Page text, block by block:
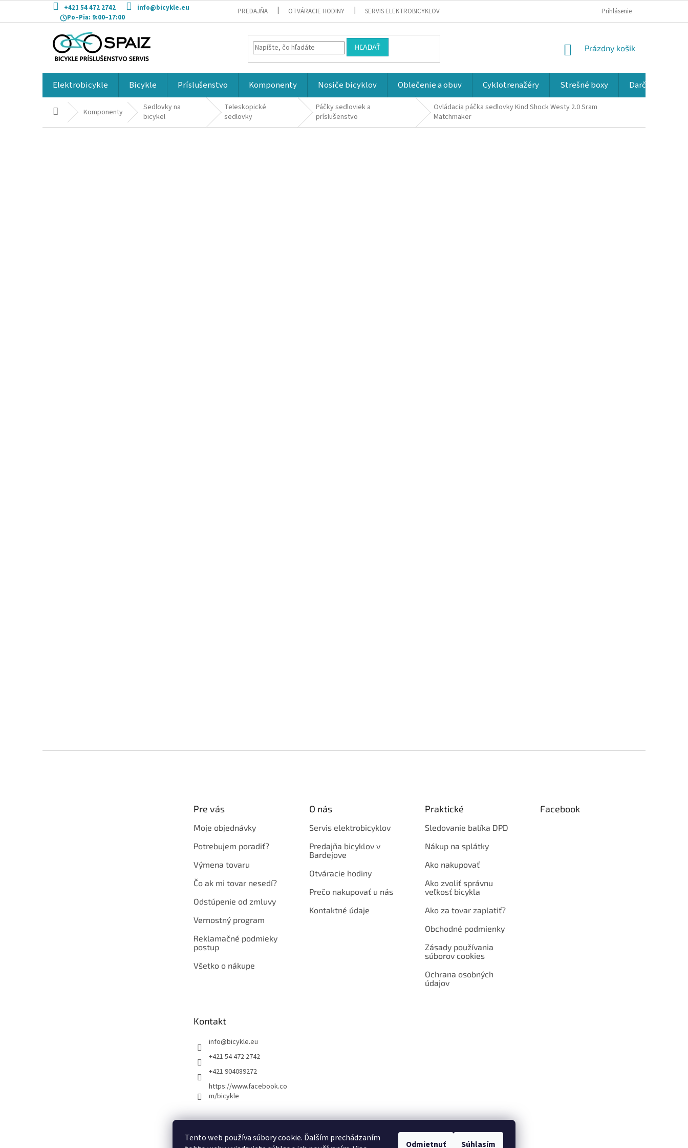
Tento web používa súbory cookie. Ďalším prechádzaním
Odmietnuť Súhlasím
obsah
+421 54 472 2742
info@bicykle.eu
Po–Pia: 9:00–17:00
PREDAJŇA OTVÁRACIE HODINY SERVIS ELEKTROBICYKLOV Prihlásenie
HĽADAŤ
NÁKUPNÝ
Prázdny košík
Elektrobicykle Bicykle Príslušenstvo Komponenty Nosiče bicyklov Oblečenie a obuv Cyklotrenažéry Strešné boxy Darčekové
DomovKomponenty
Sedlovky na
bicykel
Teleskopické
sedlovky
Páčky sedloviek a
príslušenstvo
Ovládacia páčka sedlovky Kind Shock Westy 2.0 Sram
Matchmaker
Pre vás
Moje objednávky
Potrebujem poradiť?
Výmena tovaru
Čo ak mi tovar nesedí?
Odstúpenie od zmluvy
Vernostný program
Reklamačné podmieky
postup
Všetko o nákupe
O nás
Servis elektrobicyklov
Predajňa bicyklov v
Bardejove
Otváracie hodiny
Prečo nakupovať u nás
Kontaktné údaje
Praktické
Sledovanie balíka DPD
Nákup na splátky
Ako nakupovať
Ako zvoliť správnu
veľkosť bicykla
Ako za tovar zaplatiť?
Obchodné podmienky
Zásady používania
súborov cookies
Ochrana osobných
údajov
Facebook
Kontakt
info@bicykle.eu
+421 54 472 2742
+421 904089272
https://www.facebook.co
m/bicykle